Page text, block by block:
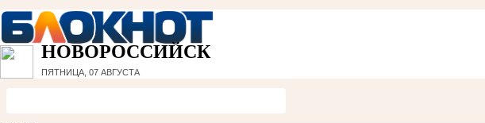
НОВОРОССИЙСК
ПЯТНИЦА, 07 АВГУСТА